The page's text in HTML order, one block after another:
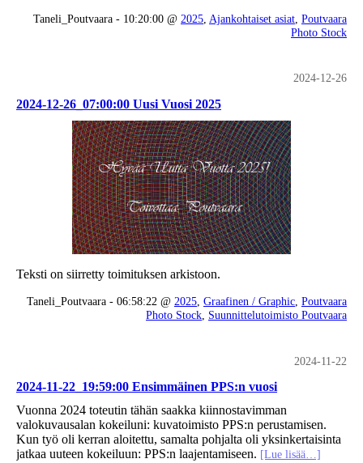
Taneli_Poutvaara - 10:20:00 @ 2025 Ajankohtaiset asiat Poutvaara
Photo Stock
2024-12-26
2024-12-26_07:00:00 Uusi Vuosi 2025
Teksti on siirretty toimituksen arkistoon.
Taneli_Poutvaara - 06:58:22 @ 2025, Graafinen / Graphic, Poutvaara
Photo Stock, Suunnittelutoimisto Poutvaara
2024-11-22
2024-11-22_19:59:00 Ensimmäinen PPS:n vuosi
Vuonna 2024 toteutin tähän saakka kiinnostavimman
valokuvausalan kokeiluni: kuvatoimisto PPS:n perustamisen.
Kun työ oli kerran aloitettu, samalta pohjalta oli yksinkertaisinta
jatkaa uuteen kokeiluun: PPS:n laajentamiseen. [Lue lisää…]